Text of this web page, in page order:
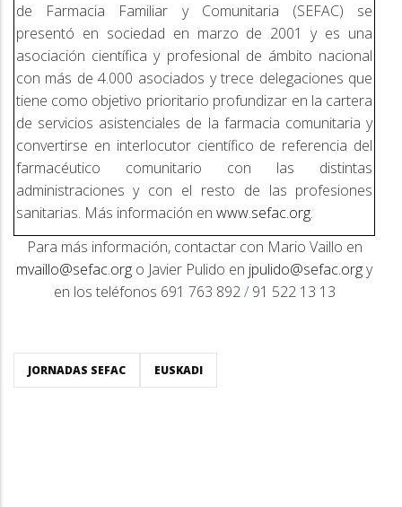
de Farmacia Familiar y Comunitaria (SEFAC) se
presentó en sociedad en marzo de 2001 y es una
asociación científica y profesional de ámbito nacional
con más de 4.000 asociados y trece delegaciones que
tiene como objetivo prioritario profundizar en la cartera
de servicios asistenciales de la farmacia comunitaria y
convertirse en interlocutor científico de referencia del
farmacéutico comunitario con las distintas
administraciones y con el resto de las profesiones
sanitarias. Más información en www.sefac.org.
Para más información, contactar con Mario Vaillo en
mvaillo@sefac.org o Javier Pulido en jpulido@sefac.orgy
en los teléfonos 691 763 892/91 522 13 13
JORNADAS SEFAC EUSKADI